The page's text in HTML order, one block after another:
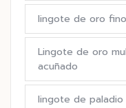
lingote de oro
Lingote de oro
acuñado
lingote de paladio